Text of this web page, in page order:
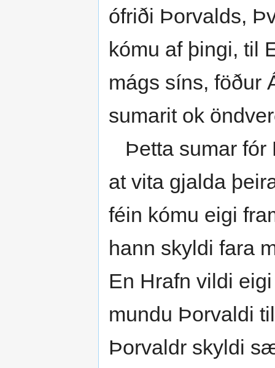
ófriði Þorvalds,
kómu af þingi, til
mágs síns, föður
sumarit ok
Þetta sumar fór
at vita gjalda
féin kómu eigi
hann skyldi fara
En Hrafn vildi
mundu Þorvaldi
Þorvaldr skyldi